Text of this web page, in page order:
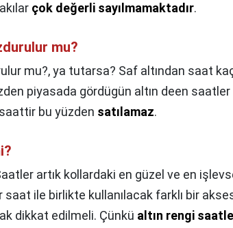
çok değerli sayılmamaktadır.
mu?
mu?,ya tutarsa? Saf altından saat
piyasada gördügün altın deen saatler
saattir bu yüzden satılamaz.
artık kollardaki en güzel ve en
ile birlikte kullanılacak farklı bir
dikkat edilmeli. Çünkü altın rengi